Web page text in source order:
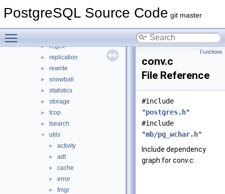
PostgreSQL Source Code git master
► partitioning
► regex
► replication
► rewrite
► snowball
► statistics
► storage
► tcop
► tsearch
▼ utils
► activity
► adt
► cache
► error
► fmgr
Functions
conv.c
File Reference
#include
"postgres.h"
#include
"mb/pg_wchar.h"
Include dependency
graph for conv.c: